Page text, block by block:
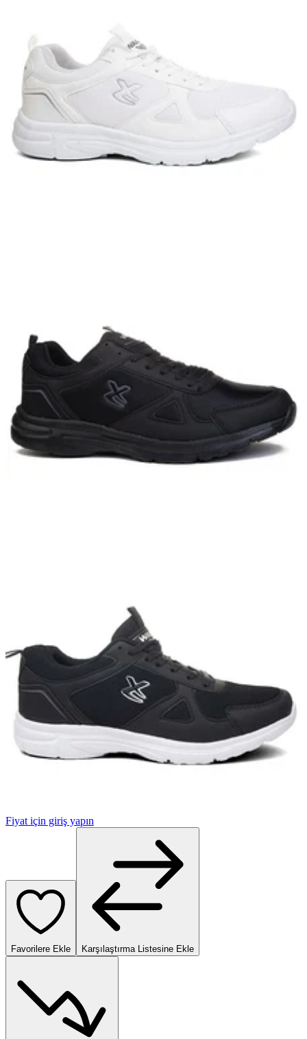
Fiyat için giriş yapın
Favorilere Ekle Karşılaştırma Listesine Ekle